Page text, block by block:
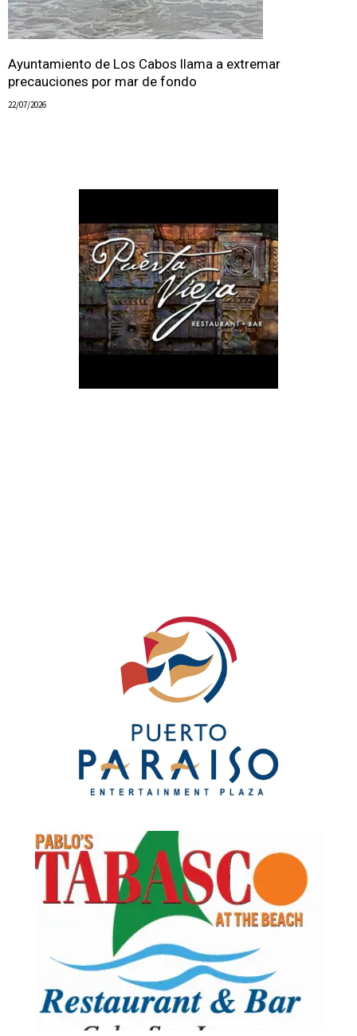
Ayuntamiento de Los Cabos llama a extremar
precauciones por mar de fondo
22/07/2026